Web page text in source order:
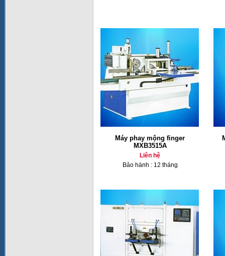
Máy phay mộng finger
MXB3515A
Liên hệ
Bảo hành : 12 tháng